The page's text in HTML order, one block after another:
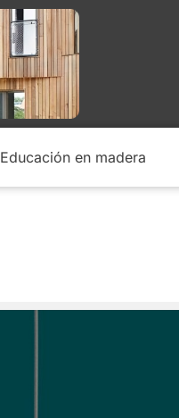
Educación en madera